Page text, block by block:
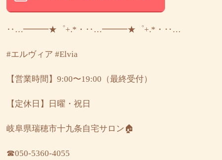
‥…━━━★゜+.*・‥…━━━★゜+.*・‥…
#エルヴィア #Elvia
【営業時間】9:00〜19:00（最終受付）
【定休日】日曜・祝日
岐阜県瑞穂市十九条自宅サロン🏠
☎︎050-5360-4055